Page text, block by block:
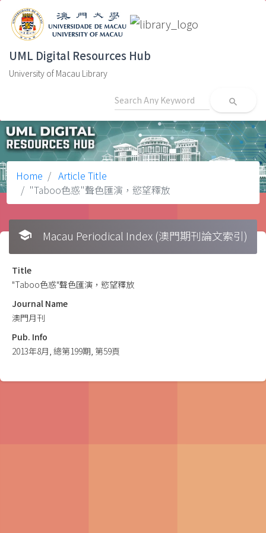
UML Digital Resources Hub
University of Macau Library
search
Home
Article Title
"Taboo色惑"聲色匯演，慾望釋放
school Macau Periodical Index (澳門期刊論文索引)
Title
"Taboo色惑"聲色匯演，慾望釋放
Journal Name
澳門月刊
Pub. Info
2013年8月, 總第199期, 第59頁